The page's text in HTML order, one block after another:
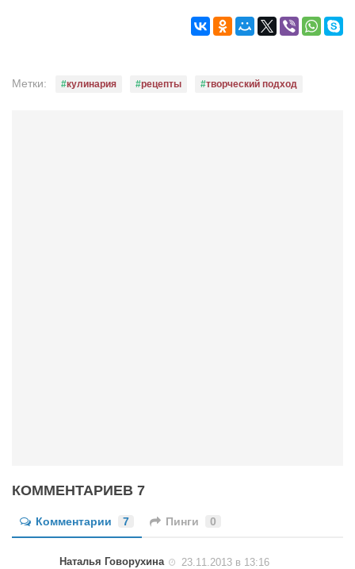
Метки: кулинария рецепты творческий подход
КОММЕНТАРИЕВ 7
Комментарии 7 Пинги 0
Наталья Говорухина
23.11.2013 в 13:16